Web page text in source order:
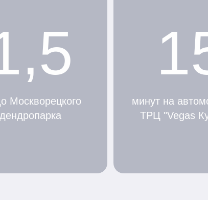
Москворецкого
дендропарка
минут на
ТРЦ "Vegas